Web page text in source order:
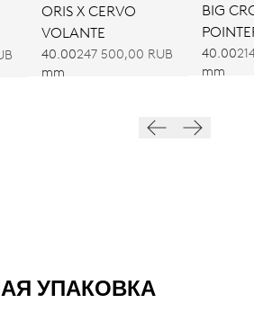
ORIS X CERVO
VOLANTE
40.00
mm
247 500,00 RUB
BIG
40.00
mm
УПАКОВКА